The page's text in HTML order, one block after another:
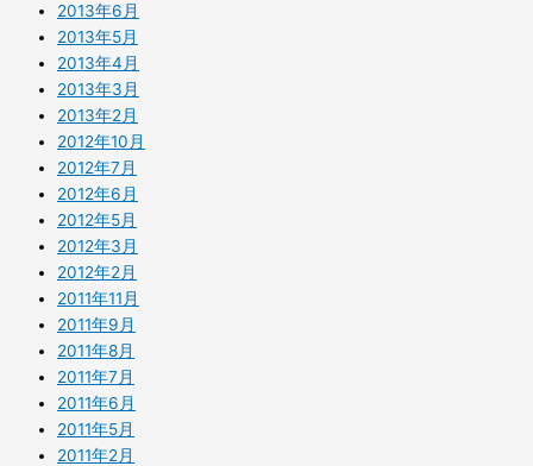
2013年6月
2013年5月
2013年4月
2013年3月
2013年2月
2012年10月
2012年7月
2012年6月
2012年5月
2012年3月
2012年2月
2011年11月
2011年9月
2011年8月
2011年7月
2011年6月
2011年5月
2011年2月